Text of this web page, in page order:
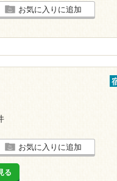
お気に入りに追加
お気に入りに追加
る